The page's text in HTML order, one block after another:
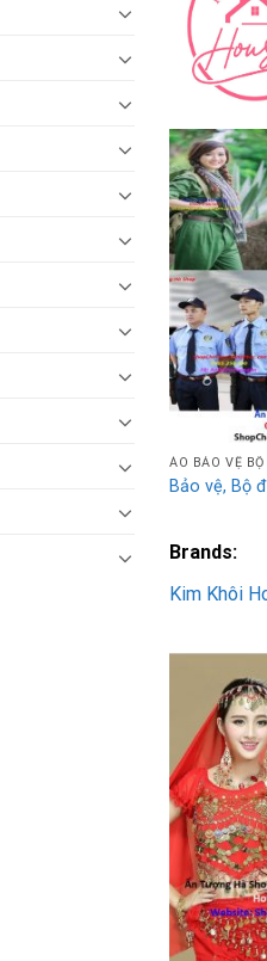
ÁO BẢO VỆ
Bảo vệ, Bộ
Brands:
Kim Khôi